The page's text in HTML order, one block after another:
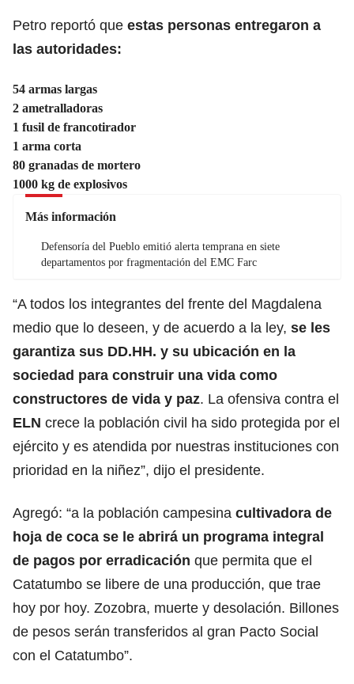
Petro reportó que estas personas entregaron a
las autoridades:
54 armas largas
2 ametralladoras
1 fusil de francotirador
1 arma corta
80 granadas de mortero
1000 kg de explosivos
Más información
Defensoría del Pueblo emitió alerta temprana en siete
departamentos por fragmentación del EMC Farc
“A todos los integrantes del frente del Magdalena
medio que lo deseen, y de acuerdo a la ley, se les
garantiza sus DD.HH. y su ubicación en la
sociedad para construir una vida como
constructores de vida y paz. La ofensiva contra el
ELN crece la población civil ha sido protegida por el
ejército y es atendida por nuestras instituciones con
prioridad en la niñez”, dijo el presidente.
Agregó: “a la población campesina cultivadora de
hoja de coca se le abrirá un programa integral
de pagos por erradicación que permita que el
Catatumbo se libere de una producción, que trae
hoy por hoy. Zozobra, muerte y desolación. Billones
de pesos serán transferidos al gran Pacto Social
con el Catatumbo”.